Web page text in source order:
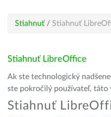
Stiahnuť / Stiahnuť
Stiahnuť LibreOffice
Ak ste technologický
ste pokročilý používateľ, táto
Stiahnuť